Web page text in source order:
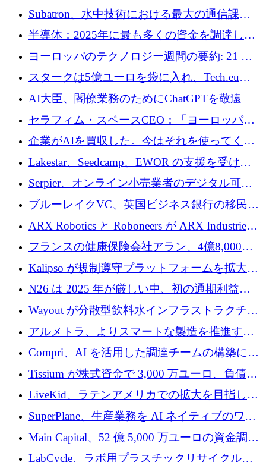
Macrodata Labs はそれを解決したいと考えて
Subatron、水中技術における最大の通信課題
の 1 つに取り組むために 16 万 2,000 ユーロを
確保
半導体：2025年に最も多くの資金を調達した
10社
ヨーロッパのテクノロジー週間の要約: 21 億
ユーロの取引と Tech.eu Funding Explorer
スタークは5億ユーロを袋に入れ、Tech.eu
Funding Explorerの立ち上げ、そしてルクセン
ブルクの大きな野望
AI大臣、閣僚業務のためにChatGPTを敬遠
セラフィム・スペースCEO：「ヨーロッパは
追いつきつつある」
企業がAIを買収した。今はそれを使ってくれ
る人々が必要です
Lakestar、Seedcamp、EWOR の支援を受け、
SE3 が自律システム用の空間 AI プラットフォ
ームを発表
Serpier、オンライン小売業者のデジタル可視
性向上を支援するために 140 万ユーロを調達
ブルーレイクVC、英国ビジネス銀行の移民主
導スタートアップ支援で初のファンド獲得に
ARX Robotics と Roboneers が ARX Industries
を設立し、無人地上車両の生産を拡大
フランスの健康保険会社アラン、4億8,000万
ユーロの資金調達ラウンドで合意
Kalipso が規制遵守プラットフォームを拡大す
るために 320 万ドルを調達
N26 は 2025 年が厳しい中、初の通期利益を
達成
Wayout が分散型飲料水インフラストラクチャ
プラットフォームを拡張するために 242 万ユ
ーロを調達
アルメトラ、よりスマートな製造を推進する
ためにシリーズ A で 1,630 万ユーロを確保
Compri、AI を活用した調達チームの構築に
320 万ユーロを確保
Tissium が株式資金で 3,000 万ユーロ、負債で
3,000 万ユーロを調達
LiveKid、ラテンアメリカでの拡大を目指して
Aldea を買収
SuperPlane、生産業務を AI ネイティブのワー
クフロー層に変えるために 260 万ドルを確保
Main Capital、52 億 5,000 万ユーロの資金調達
でエンタープライズ ソフトウェアの開発を倍
LabCycle、ラボ用プラスチックリサイクルシ